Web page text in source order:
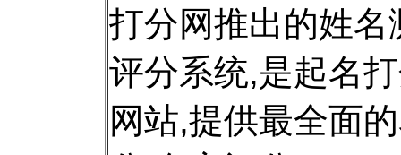
打分网推出的姓
评分系统,是起名
网站,提供最全面